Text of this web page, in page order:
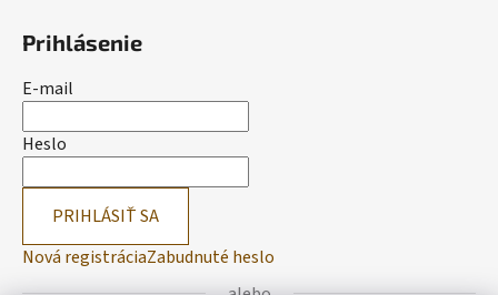
Prihlásenie
E-mail
Heslo
PRIHLÁSIŤ SA
Nová registráciaZabudnuté heslo